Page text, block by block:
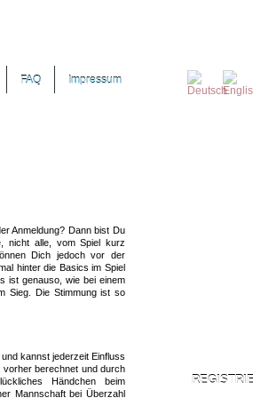
FAQ Impressum
Anmeldung? Dann bist Du
nicht alle, vom Spiel kurz
Dich jedoch vor der
hinter die Basics im Spiel
ist genauso, wie bei einem
Sieg. Die Stimmung ist so
kannst jederzeit Einfluss
vorher berechnet und durch
Händchen beim
Mannschaft bei Überzahl